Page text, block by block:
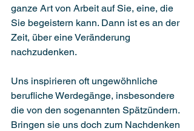
ganze Art von Arbeit auf Sie, eine, die
Sie begeistern kann. Dann ist es an der
Zeit, über eine Veränderung
nachzudenken.
Uns inspirieren oft ungewöhnliche
berufliche Werdegänge, insbesondere
die von den sogenannten Spätzündern.
Bringen sie uns doch zum Nachdenken